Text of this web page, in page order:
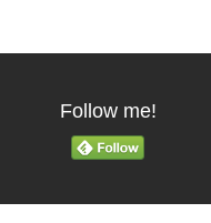
Follow me!